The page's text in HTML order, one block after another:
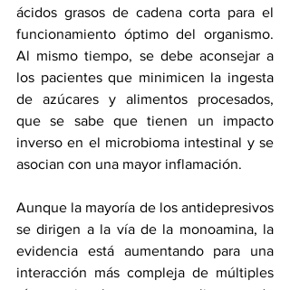
ácidos grasos de cadena corta para el
funcionamiento óptimo del organismo.
Al mismo tiempo, se debe aconsejar a
los pacientes que minimicen la ingesta
de azúcares y alimentos procesados,
que se sabe que tienen un impacto
inverso en el microbioma intestinal y se
asocian con una mayor inflamación.
Aunque la mayoría de los antidepresivos
se dirigen a la vía de la monoamina, la
evidencia está aumentando para una
interacción más compleja de múltiples